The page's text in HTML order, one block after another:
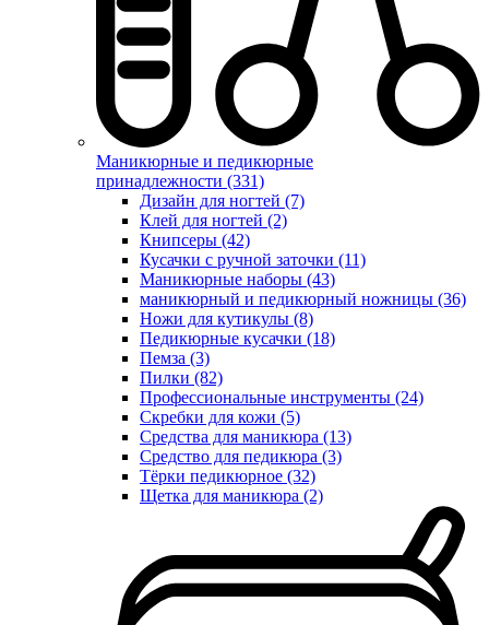
Маникюрные и педикюрные
принадлежности (331)
Дизайн для ногтей (7)
Клей для ногтей (2)
Книпсеры (42)
Кусачки с ручной заточки (11)
Маникюрные наборы (43)
маникюрный и педикюрный ножницы (36)
Ножи для кутикулы (8)
Педикюрные кусачки (18)
Пемза (3)
Пилки (82)
Профессиональные инструменты (24)
Скребки для кожи (5)
Средства для маникюра (13)
Средство для педикюра (3)
Тёрки педикюрное (32)
Щетка для маникюра (2)